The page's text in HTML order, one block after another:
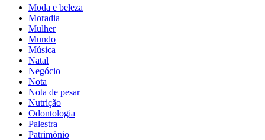
Moda e beleza
Moradia
Mulher
Mundo
Música
Natal
Negócio
Nota
Nota de pesar
Nutrição
Odontologia
Palestra
Patrimônio